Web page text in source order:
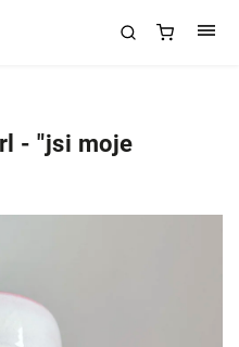
- "jsi moje